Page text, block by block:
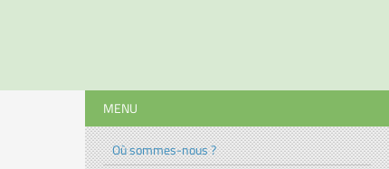
MENU
Où sommes-nous ?